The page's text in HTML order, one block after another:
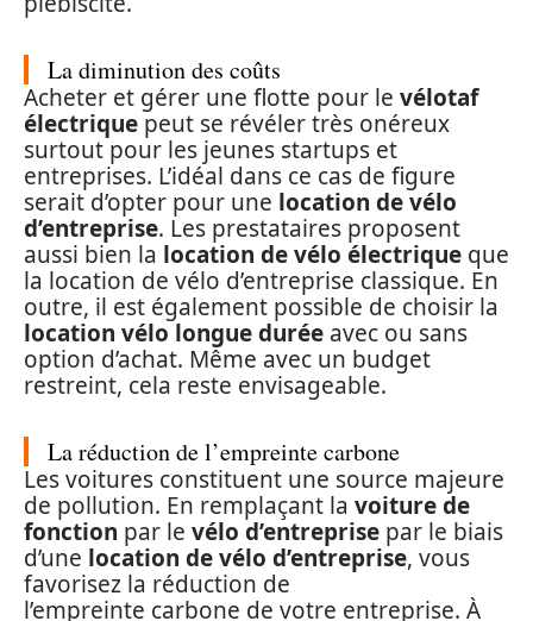
La diminution des coûts
Acheter et gérer une flotte pour le vélotaf
électrique peut se révéler très onéreux
surtout pour les jeunes startups et
entreprises. L’idéal dans ce cas de figure
serait d’opter pour une location de vélo
d’entreprise. Les prestataires proposent
aussi bien la location de vélo électrique que
la location de vélo d’entreprise classique. En
outre, il est également possible de choisir la
location vélo longue durée avec ou sans
option d’achat. Même avec un budget
restreint, cela reste envisageable.
La réduction de l’empreinte carbone
Les voitures constituent une source majeure
de pollution. En remplaçant la voiture de
fonction par le vélo d’entreprise par le biais
d’une location de vélo d’entreprise, vous
favorisez la réduction de
l’empreinte carbone de votre entreprise. À